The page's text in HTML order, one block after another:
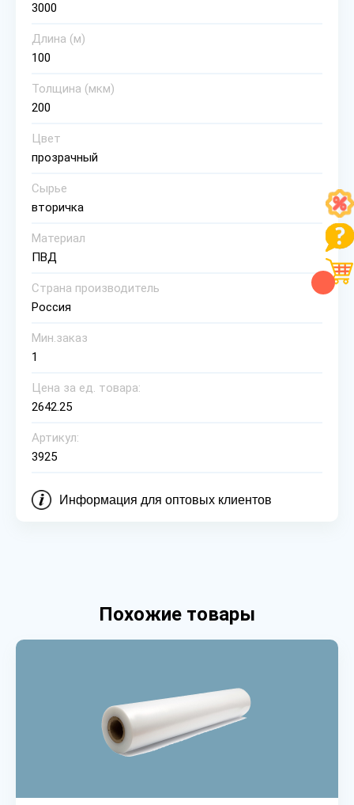
3000
Длина (м)
100
Толщина (мкм)
200
Цвет
прозрачный
Сырье
вторичка
Материал
ПВД
Страна производитель
Россия
Мин.заказ
1
Цена за ед. товара:
2642.25
Артикул:
3925
Информация для оптовых клиентов
Похожие товары